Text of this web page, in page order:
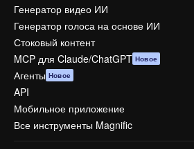
Генератор видео ИИ
Генератор голоса на основе ИИ
Стоковый контент
MCP для Claude/ChatGPT Новое
Агенты Новое
API
Мобильное приложение
Все инструменты Magnific